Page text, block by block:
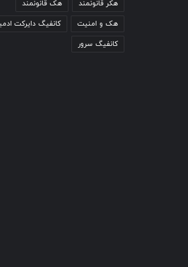
هکر قانونمند هک قانونمند
هک و امنیت کانفیگ دایرکت
کانفیگ سرور